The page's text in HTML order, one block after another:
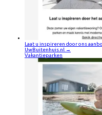
Laat u inspireren door ons
UwBuitenhuis.nl →
Vakantieparken